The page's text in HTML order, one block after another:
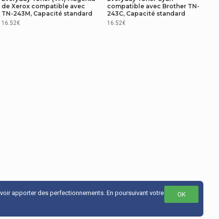
de Xerox compatible avec
TN-243M, Capacité standard
16.52€
compatible avec Brother TN-
243C, Capacité standard
16.52€
OK
apporter des perfectionnements. En poursuivant votre